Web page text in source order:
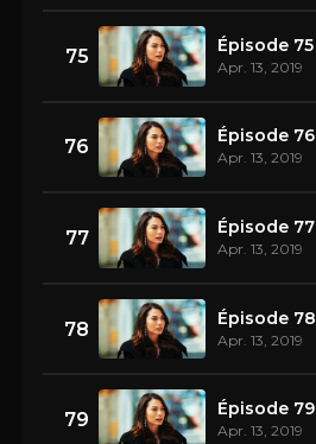
75 Épisode 75
Apr. 13, 2019
76 Épisode 76
Apr. 13, 2019
77 Épisode 77
Apr. 13, 2019
78 Épisode 78
Apr. 13, 2019
79 Épisode 79
Apr. 13, 2019